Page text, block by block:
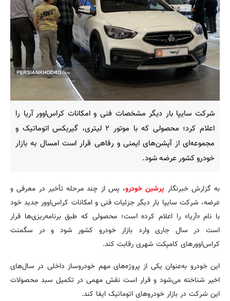
شرکت سایپا بار دیگر مشخصات فنی و امکانات کراس‌اوور آریا را
اعلام کرد؛ محصولی که با موتور ۲ لیتری، گیربکس اتوماتیک و
مجموعه‌ای از آپشن‌های ایمنی و رفاهی قرار است امسال به بازار
خودرو کشور عرضه شود.
به گزارش خبرنگار پرشین خودرو، پس از چند مرحله تأخیر در معرفی و
عرضه، شرکت سایپا بار دیگر جزئیات فنی و امکانات کراس‌اوور جدید خود
با نام «آریا» را اعلام کرده است؛ محصولی که طبق برنامه‌ریزی‌ها قرار
است در سال جاری وارد بازار خودرو کشور شود و در سگمنت
کراس‌اوورهای کامپکت شهری رقابت کند.
این خودرو به‌عنوان یکی از پروژه‌های مهم خودروساز داخلی در سال‌های
اخیر شناخته می‌شود و قرار است نقش مهمی در تکمیل سبد محصولات
این شرکت در بازار خودروهای اتوماتیک ایفا کند.